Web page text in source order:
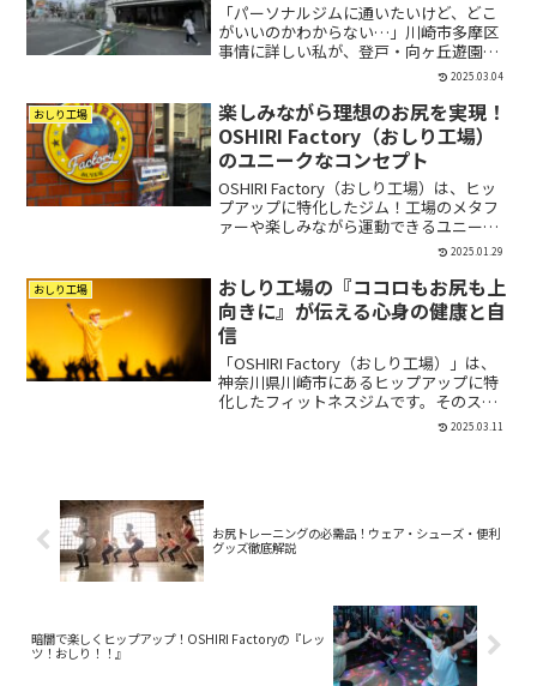
「パーソナルジムに通いたいけど、どこ
がいいのかわからない…」川崎市多摩区
事情に詳しい私が、登戸・向ヶ丘遊園エ
リアでジムを探している方に向けて、こ
の記事では「おすすめのパーソナルジ
ム」「料金・口コミ比較」「ジム選びの
ポイント」を詳しく解説しま...
2025.03.04
おしり工場
楽しみながら理想のお尻を実現！
OSHIRI Factory（おしり工場）
のユニークなコンセプト
OSHIRI Factory（おしり工場）は、ヒッ
プアップに特化したジム！工場のメタフ
ァーや楽しみながら運動できるユニーク
なコンセプトが話題。オンラインレッス
り、初心者でも安心です。
2025.01.29
おしり工場
おしり工場の『ココロもお尻も上
向きに』が伝える心身の健康と自
信
「OSHIRI Factory（おしり工場）」は、
神奈川県川崎市にあるヒップアップに特
化したフィットネスジムです。そのスロ
ーガンである"ココロもお尻も上向き2025.03.11
お尻トレーニングの必需品！ウェア・シューズ・便利
グッズ徹底解説
暗闇で楽しくヒップアップ！OSHIRI Factoryの『レッ
ツ！おしり！！』